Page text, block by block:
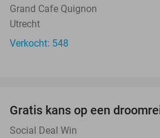
Grand Cafe Quignon
Utrecht
Verkocht: 548
Gratis kans op een
Social Deal Win